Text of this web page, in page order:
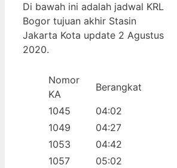
Di bawah ini adalah jadwal KRL
Bogor tujuan akhir Stasin
Jakarta Kota update 2 Agustus
2020.
Nomor
KA
Berangkat
1045
04:02
1049
04:27
1053
04:42
1057
05:02